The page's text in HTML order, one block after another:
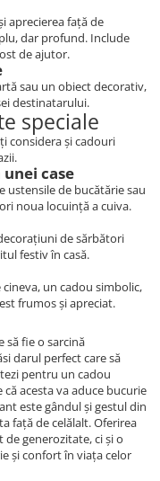
aprecierea față de
dar profund. Include
de ajutor.
sau un obiect decorativ,
destinatarului.
speciale
considera și cadouri
case
ustensile de bucătărie sau
noua locuință a cuiva.
de sărbători
festiv în casă.
un cadou simbolic,
frumos și apreciat.
să fie o sarcină
darul perfect care să
pentru un cadou
acesta va aduce bucurie
este gândul și gestul din
față de celălalt. Oferirea
generozitate, ci și o
și confort în viața celor